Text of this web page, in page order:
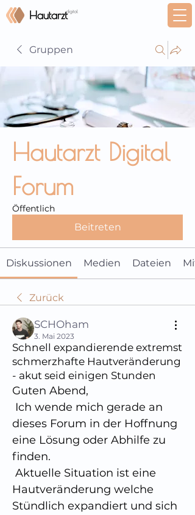
Gruppen
Hautarzt Digital
Forum
Öffentlich
Beitreten
Diskussionen Medien Dateien
Zurück
SCHOham
3. Mai 2023
Schnell expandierende extremst
schmerzhafte Hautveränderung
- akut seid einigen Stunden
Guten Abend,
dieses Forum in der Hoffnung
eine Lösung oder Abhilfe zu
finden.
Hautveränderung welche
Stündlich expandiert und sich